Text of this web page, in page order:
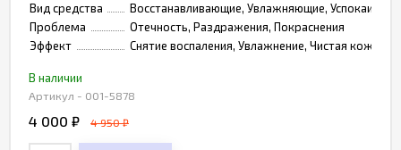
Вид средства
Восстанавливающие, Увлажняющие,
Проблема
Отечность, Раздражения, Покраснения
Эффект
Снятие воспаления, Увлажнение, Чистая кожа
В наличии
Артикул - 001-5878
4 000 ₽ 4 950₽